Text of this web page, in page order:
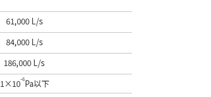
61,000 L/s
84,000 L/s
186,000 L/s
1×10-6Pa以下